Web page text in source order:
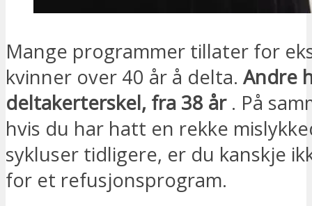
Mange programmer tillater for
kvinner over 40 år å delta. Andre
deltakerterskel, fra 38 år. På
hvis du har hatt en rekke
sykluser tidligere, er du kanskje
for et refusjonsprogram.